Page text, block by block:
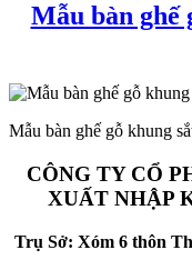
Mẫu bàn ghế
Mẫu bàn ghế gỗ khung
CÔNG TY CỔ
XUẤT NHẬP
Trụ Sở: Xóm 6 thôn